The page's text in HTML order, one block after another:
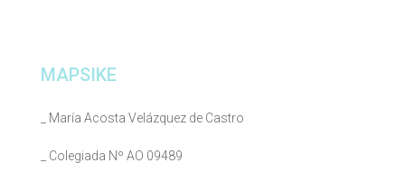
MAPSIKE
_ María Acosta Velázquez de Castro
_ Colegiada Nº AO 09489